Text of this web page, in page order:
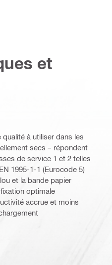
et
à utiliser dans les
secs – répondent
de service 1 et 2 telles
1995-1-1 (Eurocode 5)
et la bande papier
optimale
accrue et moins